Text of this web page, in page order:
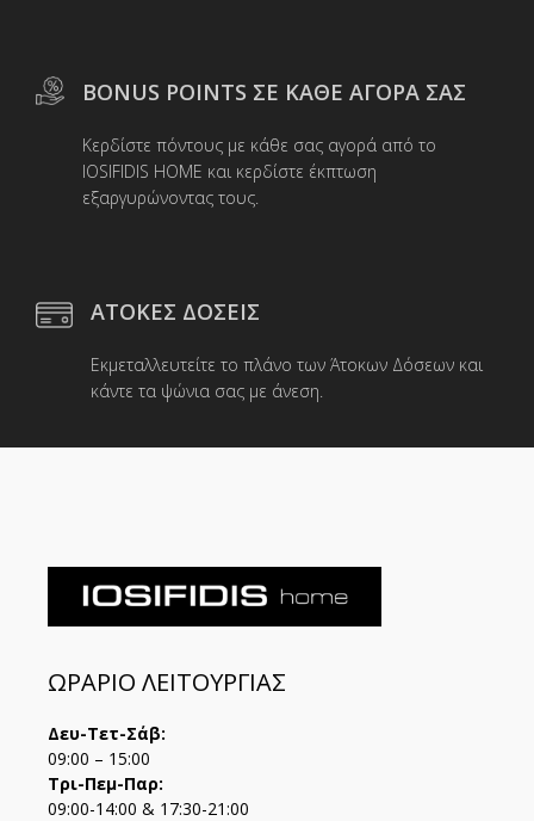
BONUS POINTS ΣΕ ΚΑΘΕ ΑΓΟΡΑ ΣΑΣ
Κερδίστε πόντους με κάθε σας αγορά από το
IOSIFIDIS HOME και κερδίστε έκπτωση
εξαργυρώνοντας τους.
ΑΤΟΚΕΣ ΔΟΣΕΙΣ
Εκμεταλλευτείτε το πλάνο των Άτοκων Δόσεων και
κάντε τα ψώνια σας με άνεση.
ΩΡΑΡΙΟ ΛΕΙΤΟΥΡΓΙΑΣ
Δευ-Τετ-Σάβ:
09:00 – 15:00
Τρι-Πεμ-Παρ:
09:00-14:00 & 17:30-21:00